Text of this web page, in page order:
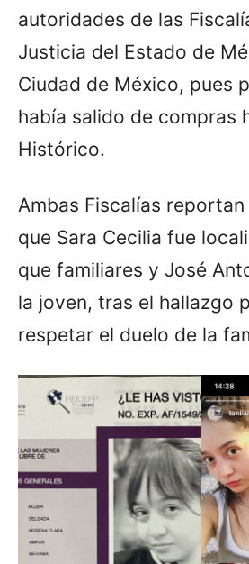
autoridades de las
Justicia del Estado de
Ciudad de México, pues
había salido de compras
Histórico.
Ambas Fiscalías
que Sara Cecilia fue
que familiares y José
la joven, tras el hallazgo
respetar el duelo de la